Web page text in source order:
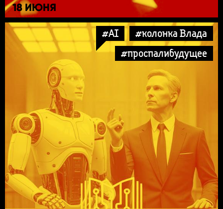
18 ИЮНЯ
#AI
#колонка Влада
#проспалибудущее